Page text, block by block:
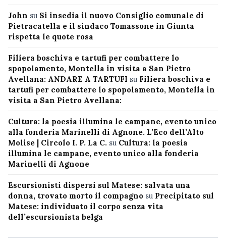
John su Si insedia il nuovo Consiglio comunale di
Pietracatella e il sindaco Tomassone in Giunta
rispetta le quote rosa
Filiera boschiva e tartufi per combattere lo
spopolamento, Montella in visita a San Pietro
Avellana: ANDARE A TARTUFI su Filiera boschiva e
tartufi per combattere lo spopolamento, Montella in
visita a San Pietro Avellana:
Cultura: la poesia illumina le campane, evento unico
alla fonderia Marinelli di Agnone. L’Eco dell’Alto
Molise | Circolo I. P. La C. su Cultura: la poesia
illumina le campane, evento unico alla fonderia
Marinelli di Agnone
Escursionisti dispersi sul Matese: salvata una
donna, trovato morto il compagno su Precipitato sul
Matese: individuato il corpo senza vita
dell’escursionista belga